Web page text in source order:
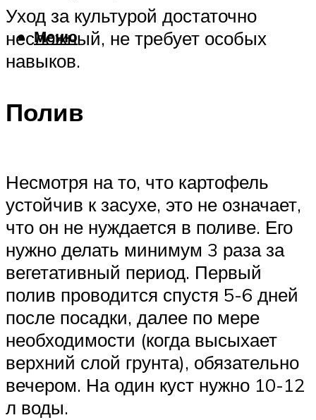
Меню
Уход за культурой достаточно
несложный, не требует особых
навыков.
Полив
Несмотря на то, что картофель
устойчив к засухе, это не означает,
что он не нуждается в поливе. Его
нужно делать минимум 3 раза за
вегетативный период. Первый
полив проводится спустя 5-6 дней
после посадки, далее по мере
необходимости (когда высыхает
верхний слой грунта), обязательно
вечером. На один куст нужно 10-12
л воды.